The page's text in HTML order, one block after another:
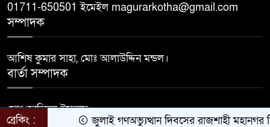
01711-650501 ইমেইল magurarkotha@gmail.com
সম্পাদক
আশিষ কুমার সাহা, মোঃ আলাউদ্দিন মন্ডল।
বার্তা সম্পাদক
মোঃ জাহিদুল ইসলাম।
ব্রেকিং : জুলাই গণঅভ্যুত্থান দিবসের রাজশাহী মহানগর